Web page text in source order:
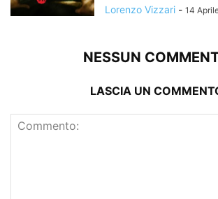
Lorenzo Vizzari - 14
NESSUN
LASCIA UN